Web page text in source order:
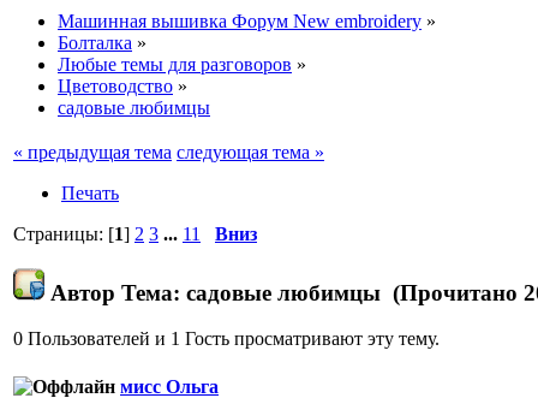
Машинная вышивка Форум New embroidery »
Болталка »
Любые темы для разговоров »
Цветоводство »
садовые любимцы
« предыдущая тема следующая тема »
Печать
Страницы: [1] 2 3 ... 11 Вниз
Автор Тема: садовые любимцы (Прочитано
0 Пользователей и 1 Гость просматривают эту тему.
мисс Ольга